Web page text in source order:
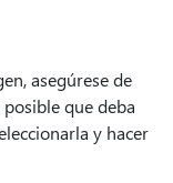
asegúrese de
que deba
y hacer